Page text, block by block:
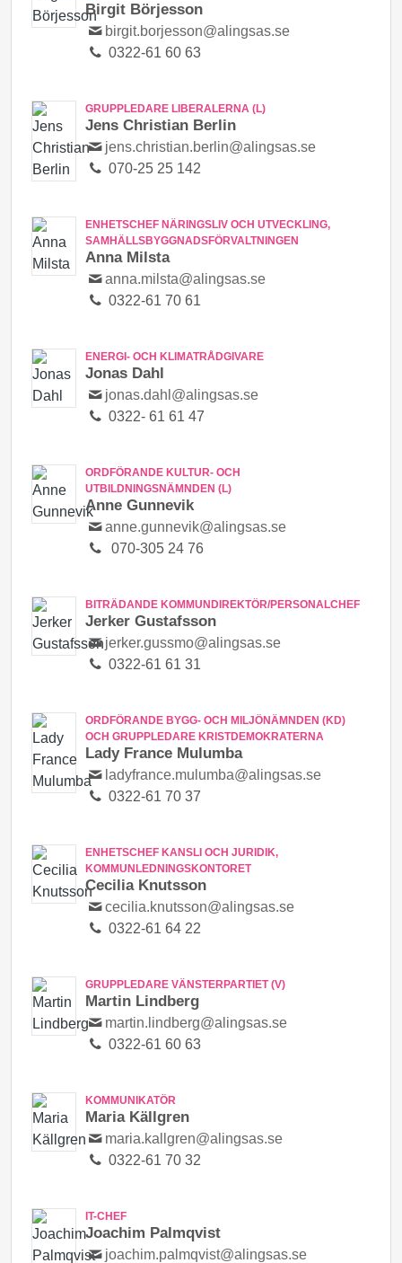
Birgit Börjesson
birgit.borjesson@alingsas.se
0322-61 60 63
GRUPPLEDARE LIBERALERNA (L)
Jens Christian Berlin
jens.christian.berlin@alingsas.se
070-25 25 142
ENHETSCHEF NÄRINGSLIV OCH UTVECKLING,
SAMHÄLLSBYGGNADSFÖRVALTNINGEN
Anna Milsta
anna.milsta@alingsas.se
0322-61 70 61
ENERGI- OCH KLIMATRÅDGIVARE
Jonas Dahl
jonas.dahl@alingsas.se
0322- 61 61 47
ORDFÖRANDE KULTUR- OCH
UTBILDNINGSNÄMNDEN (L)
Anne Gunnevik
anne.gunnevik@alingsas.se
070-305 24 76
BITRÄDANDE KOMMUNDIREKTÖR/PERSONALCHEF
Jerker Gustafsson
jerker.gussmo@alingsas.se
0322-61 61 31
ORDFÖRANDE BYGG- OCH MILJÖNÄMNDEN (KD)
OCH GRUPPLEDARE KRISTDEMOKRATERNA
Lady France Mulumba
ladyfrance.mulumba@alingsas.se
0322-61 70 37
ENHETSCHEF KANSLI OCH JURIDIK,
KOMMUNLEDNINGSKONTORET
Cecilia Knutsson
cecilia.knutsson@alingsas.se
0322-61 64 22
GRUPPLEDARE VÄNSTERPARTIET (V)
Martin Lindberg
martin.lindberg@alingsas.se
0322-61 60 63
KOMMUNIKATÖR
Maria Källgren
maria.kallgren@alingsas.se
0322-61 70 32
IT-CHEF
Joachim Palmqvist
joachim.palmqvist@alingsas.se